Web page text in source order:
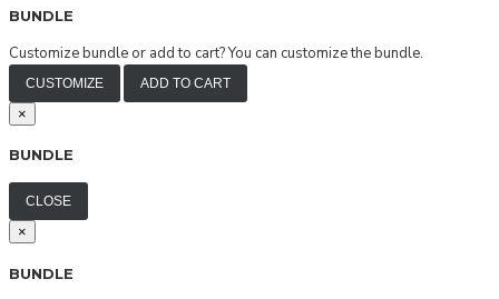
BUNDLE
Customize bundle or add to cart?You can customize the bundle.
CUSTOMIZE ADD TO CART
×
BUNDLE
CLOSE
×
BUNDLE